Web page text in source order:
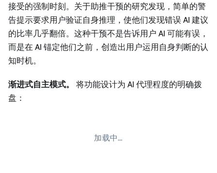
接受的强制时刻。关于助推干预的研究发现，简单的警
告提示要求用户验证自身推理，使他们发现错误 AI 建议
的比率几乎翻倍。这种干预不是告诉用户 AI 可能有误，
而是在 AI 锚定他们之前，创造出用户运用自身判断的认
知时机。
渐进式自主模式。
将功能设计为 AI 代理程度的明确拨
盘：
加载中…